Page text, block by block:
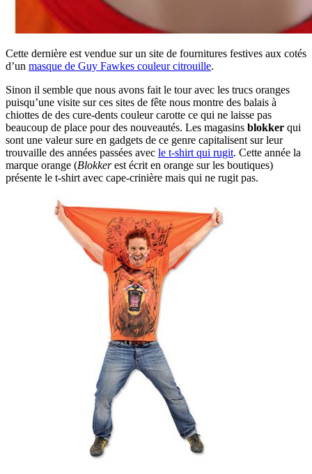
Cette dernière est vendue sur un site de fournitures festives aux cotés
d’un masque de Guy Fawkes couleur citrouille.
Sinon il semble que nous avons fait le tour avec les trucs oranges
puisqu’une visite sur ces sites de fête nous montre des balais à
chiottes de des cure-dents couleur carotte ce qui ne laisse pas
beaucoup de place pour des nouveautés. Les magasins blokker qui
sont une valeur sure en gadgets de ce genre capitalisent sur leur
trouvaille des années passées avec le t-shirt qui rugit. Cette année la
marque orange (Blokkerest écrit en orange sur les boutiques)
présente le t-shirt avec cape-crinière mais qui ne rugit pas.